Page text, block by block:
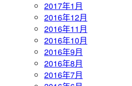
2017年1月
2016年12月
2016年11月
2016年10月
2016年9月
2016年8月
2016年7月